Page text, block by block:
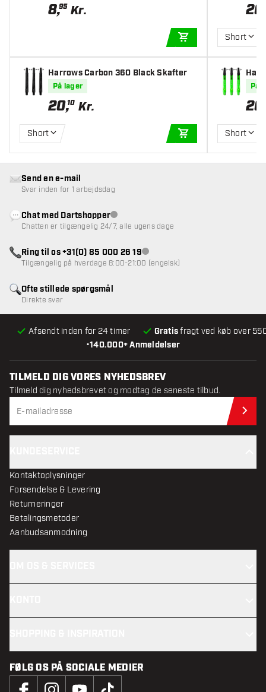
8,95 Kr.
TILFØJ TIL KURV
Harrows Carbon 360 Black Skafter
På lager
20,10 Kr.
Short
TILFØJ TIL KURV
20
Short
På
20
Short
•140.000+ Anmeldelser
Afsendt inden for 24 timer Gratisfragt ved køb over
Ofte stillede spørgsmål
Direkte svar
Send en e-mail
Svar inden for 1 arbejdsdag
Chat med DartshopperKundeservice ikke tilgængelig
Chatten er tilgængelig 24/7, alle ugens dage
Ring til os +31(0) 85 000 26 19Kundeservice ikke tilgængelig
Tilgængelig på hverdage 8:00-21:00 (engelsk)
TILMELD DIG VORES NYHEDSBREV
Tilmeld dig nyhedsbrevet og modtag de seneste tilbud.
Kontaktoplysninger
Forsendelse & Levering
Returneringer
Betalingsmetoder
Aanbudsanmodning
FØLG OS PÅ SOCIALE MEDIER